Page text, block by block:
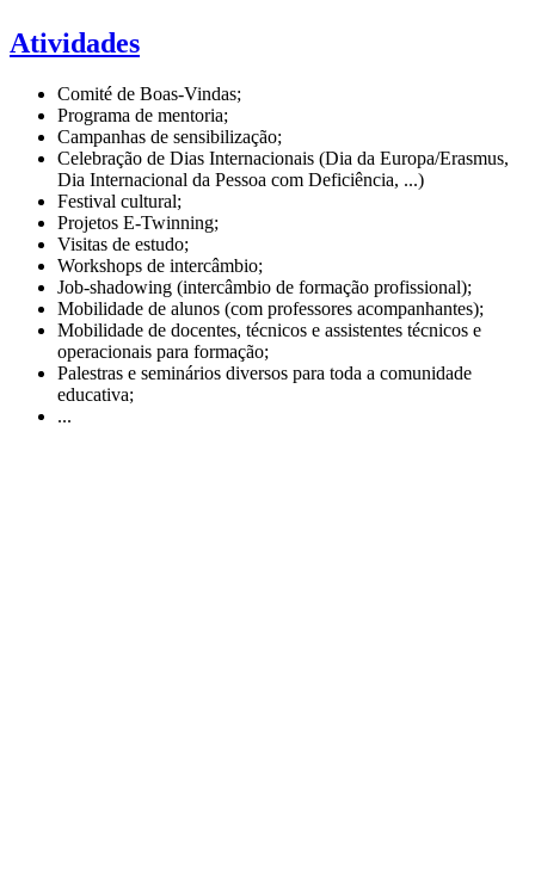
Atividades
Comité de Boas-Vindas;
Programa de mentoria;
Campanhas de sensibilização;
Celebração de Dias Internacionais (Dia da Europa/Erasmus,
Dia Internacional da Pessoa com Deficiência, ...)
Festival cultural;
Projetos E-Twinning;
Visitas de estudo;
Workshops de intercâmbio;
Job-shadowing (intercâmbio de formação profissional);
Mobilidade de alunos (com professores acompanhantes);
Mobilidade de docentes, técnicos e assistentes técnicos e
operacionais para formação;
Palestras e seminários diversos para toda a comunidade
educativa;
...